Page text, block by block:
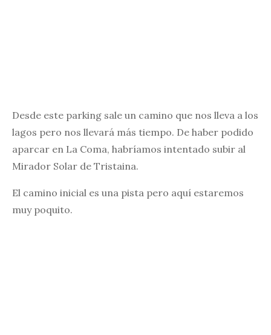
Desde este parking sale un camino que nos lleva a los
lagos pero nos llevará más tiempo. De haber podido
aparcar en La Coma, habríamos intentado subir al
Mirador Solar de Tristaina.
El camino inicial es una pista pero aquí estaremos
muy poquito.